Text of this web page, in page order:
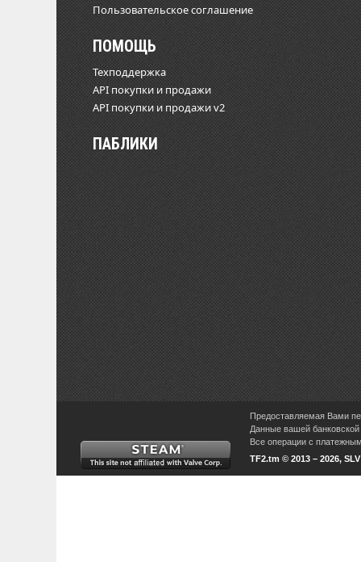
Пользовательское соглашение
ПОМОЩЬ
Техподдержка
API покупки и продажи
API покупки и продажи v2
ПАБЛИКИ
Предоставляемая Вами
Данные вашей
Все операции с
TF2.tm © 2013 – 2026,